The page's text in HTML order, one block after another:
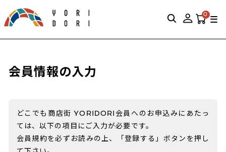
0
会員情報の入力
どこでも商店街 YORIDORI会員へのお申込みにあたっ
ては、以下の項目にご入力が必要です。
会員規約を必ずお読みの上、「登録する」ボタンを押し